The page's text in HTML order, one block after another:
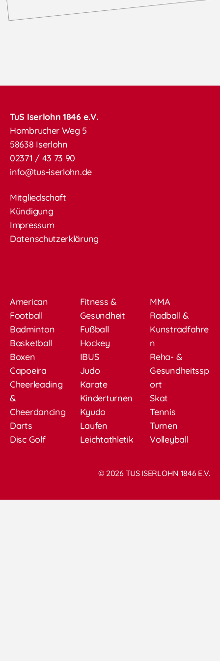
TuS Iserlohn 1846 e.V.
Hombrucher Weg 5
58638 Iserlohn
02371 / 43 73 90
info@tus-iserlohn.de
Mitgliedschaft
Kündigung
Impressum
Datenschutzerklärung
American
Football
Badminton
Basketball
Boxen
Capoeira
Cheerleading
&
Cheerdancing
Darts
Disc Golf
Fitness &
Gesundheit
Fußball
Hockey
IBUS
Judo
Karate
Kinderturnen
Kyudo
Laufen
Leichtathletik
MMA
Radball &
Kunstradfahre
n
Reha- &
Gesundheitssp
ort
Skat
Tennis
Turnen
Volleyball
© 2026 TUS ISERLOHN 1846 E.V.